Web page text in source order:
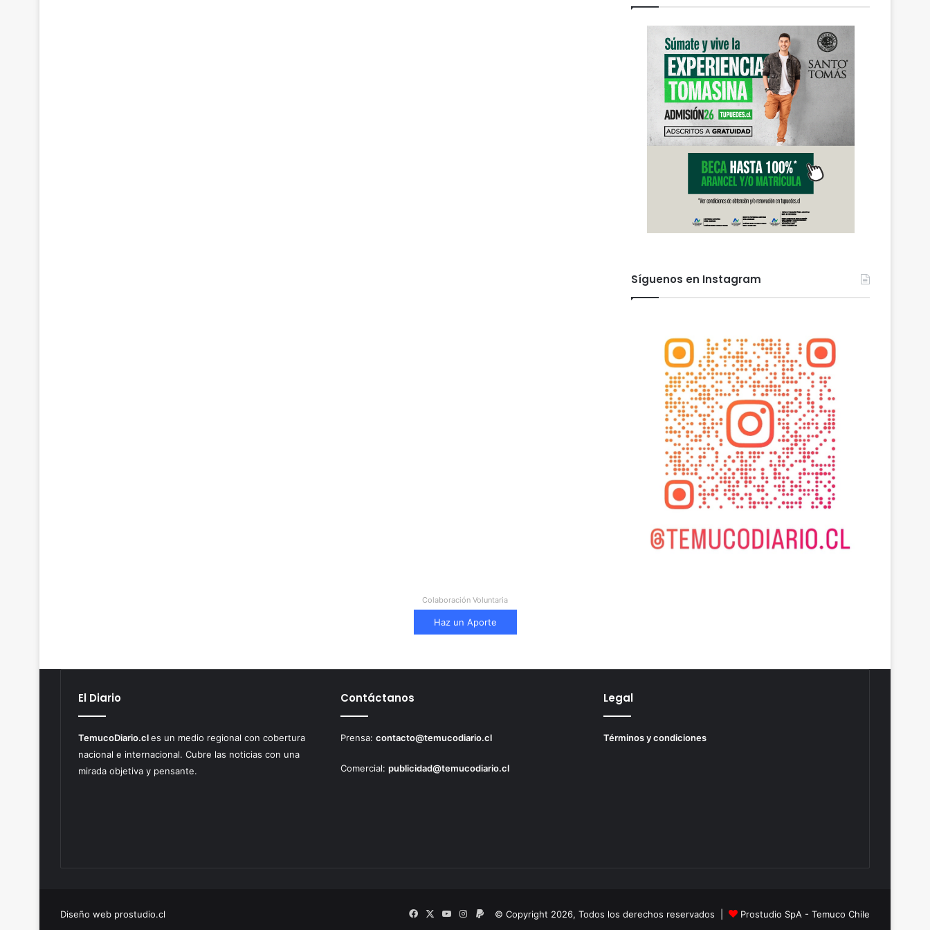
Síguenos en Instagram
Colaboración Voluntaria
Haz un Aporte
El Diario
TemucoDiario.cles un medio regional con cobertura
nacional e internacional. Cubre las noticias con una
mirada objetiva y pensante.
Contáctanos
Prensa:contacto@temucodiario.cl
Comercial:publicidad@temucodiario.cl
Legal
Términos y condiciones
Diseño web prostudio.cl © Copyright 2026, Todos los derechos reservados | Prostudio SpA - Temuco Chile
FacebookYouTubeInstagram
PayPal